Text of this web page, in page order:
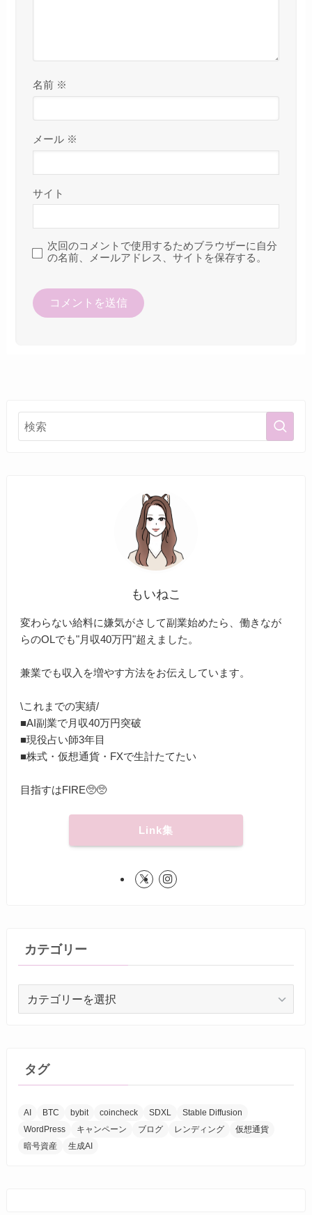
名前 ※
メール ※
サイト
次回のコメントで使用するためブラウザーに自分
の名前、メールアドレス、サイトを保存する。
もいねこ
変わらない給料に嫌気がさして副業始めたら、働きなが
らのOLでも"月収40万円"超えました。
兼業でも収入を増やす方法をお伝えしています。
\これまでの実績/
■AI副業で月収40万円突破
■現役占い師3年目
■株式・仮想通貨・FXで生計たてたい
目指すはFIRE🥺🥺
Link集
カテゴリー
タグ
AI BTC bybit coincheck SDXL
Stable Diffusion
WordPress
キャンペーン ブログ レンディング
仮想通貨
暗号資産
生成AI